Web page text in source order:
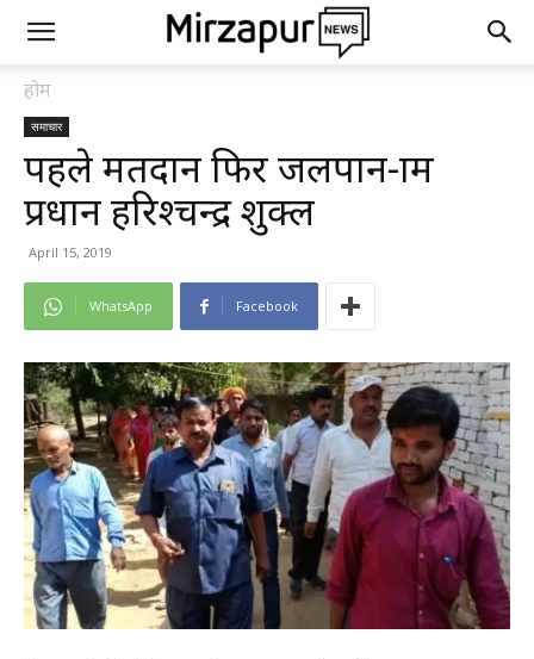
होम
समाचार
पहले मतदान फिर जलपान-ग्राम
प्रधान हरिश्चन्द्र शुक्ल
April 15, 2019
WhatsApp Facebook